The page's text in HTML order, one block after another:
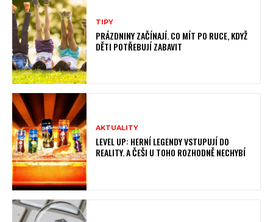
TIPY
PRÁZDNINY ZAČÍNAJÍ. CO MÍT PO RUCE, KDYŽ
DĚTI POTŘEBUJÍ ZABAVIT
AKTUALITY
LEVEL UP: HERNÍ LEGENDY VSTUPUJÍ DO
REALITY. A ČEŠI U TOHO ROZHODNĚ NECHYBÍ